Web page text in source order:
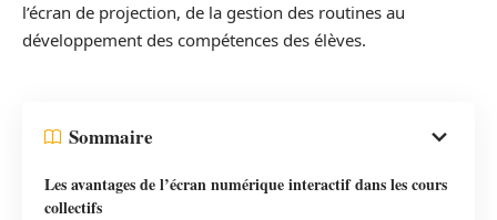
l’écran de projection, de la gestion des routines au
développement des compétences des élèves.
Sommaire
Les avantages de l’écran numérique interactif dans les cours
collectifs